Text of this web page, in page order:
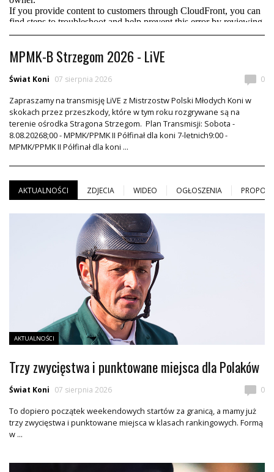
MPMK-B Strzegom 2026 - LiVE
Świat Koni 07 sierpnia 2026 0
Zapraszamy na transmisję LiVE z Mistrzostw Polski Młodych Koni w
skokach przez przeszkody, które w tym roku rozgrywane są na
terenie ośrodka Stragona Strzegom. Plan Transmisji: Sobota -
8.08.20268;00 - MPMK/PPMK II Półfinał dla koni 7-letnich9:00 -
MPMK/PPMK II Półfinał dla koni ...
AKTUALNOŚCI ZDJECIA WIDEO OGŁOSZENIA
AKTUALNOŚCI
Trzy zwycięstwa i punktowane miejsca dla Polaków
Świat Koni 07 sierpnia 2026 0
To dopiero początek weekendowych startów za granicą, a mamy już
trzy zwycięstwa i punktowane miejsca w klasach rankingowych. Formą
w ...